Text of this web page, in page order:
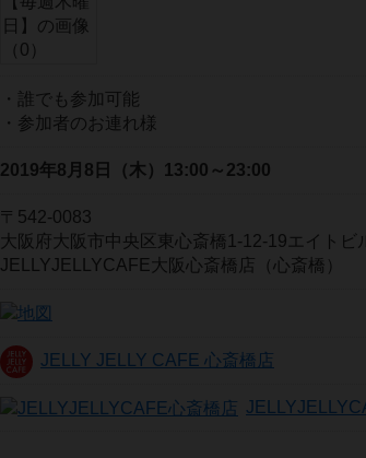
・誰でも参加可能
・参加者のお連れ様
2019年8月8日（木） 13:00～23:00
〒542-0083
大阪府大阪市中央区東心斎橋1-12-19エイトビ
JELLYJELLYCAFE大阪心斎橋店（心斎橋）
JELLY JELLY CAFE 心斎橋店